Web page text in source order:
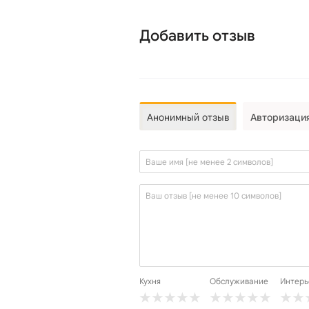
Добавить отзыв
Анонимный отзыв
Кухня Обслуживание